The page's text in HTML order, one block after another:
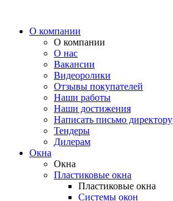
О компании
О компании
О нас
Вакансии
Видеоролики
Отзывы покупателей
Наши работы
Наши достижения
Написать письмо директору
Тендеры
Дилерам
Окна
Окна
Пластиковые окна
Пластиковые окна
Системы окон